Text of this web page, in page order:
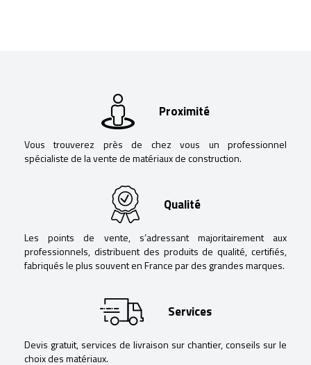
Proximité
Vous trouverez près de chez vous un professionnel
spécialiste de la vente de matériaux de construction.
Qualité
Les points de vente, s’adressant majoritairement aux
professionnels, distribuent des produits de qualité, certifiés,
fabriqués le plus souvent en France par des grandes marques.
Services
Devis gratuit, services de livraison sur chantier, conseils sur le
choix des matériaux.